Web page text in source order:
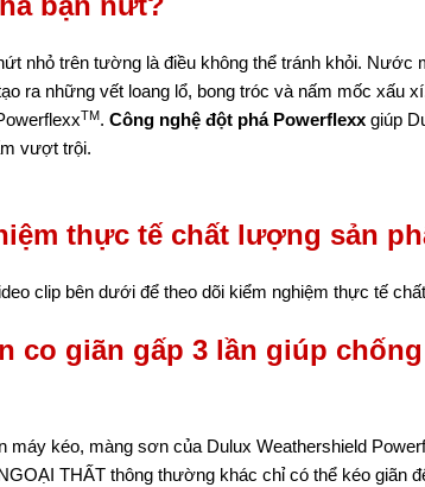
nhỏ trên tường là điều không thể tránh khỏi.
ra những vết loang lổ, bong tróc và nấm mốc xấu
TM. Công nghệ đột phá Powerflexx giúp
vượt trội.
thực tế chất lượng sản
clip bên dưới để theo dõi kiểm nghiệm thực tế
co giãn gấp 3 lần giúp
máy kéo, màng sơn của Dulux Weathershield
THẤT thông thường khác chỉ có thể kéo giãn